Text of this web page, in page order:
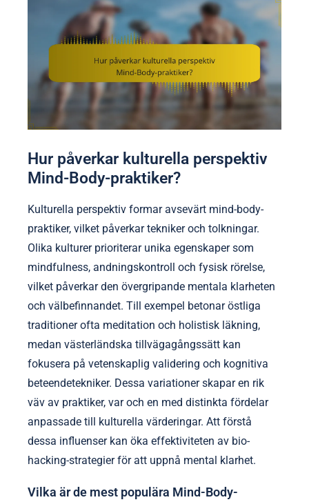
Hur påverkar kulturella perspektiv
Mind-Body-praktiker?
Kulturella perspektiv formar avsevärt mind-body-
praktiker, vilket påverkar tekniker och tolkningar.
Olika kulturer prioriterar unika egenskaper som
mindfulness, andningskontroll och fysisk rörelse,
vilket påverkar den övergripande mentala klarheten
och välbefinnandet. Till exempel betonar östliga
traditioner ofta meditation och holistisk läkning,
medan västerländska tillvägagångssätt kan
fokusera på vetenskaplig validering och kognitiva
beteendetekniker. Dessa variationer skapar en rik
väv av praktiker, var och en med distinkta fördelar
anpassade till kulturella värderingar. Att förstå
dessa influenser kan öka effektiviteten av bio-
hacking-strategier för att uppnå mental klarhet.
Vilka är de mest populära Mind-Body-